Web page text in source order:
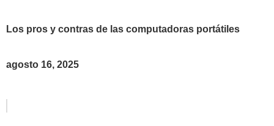
Los pros y contras de las computadoras portátiles
agosto 16, 2025